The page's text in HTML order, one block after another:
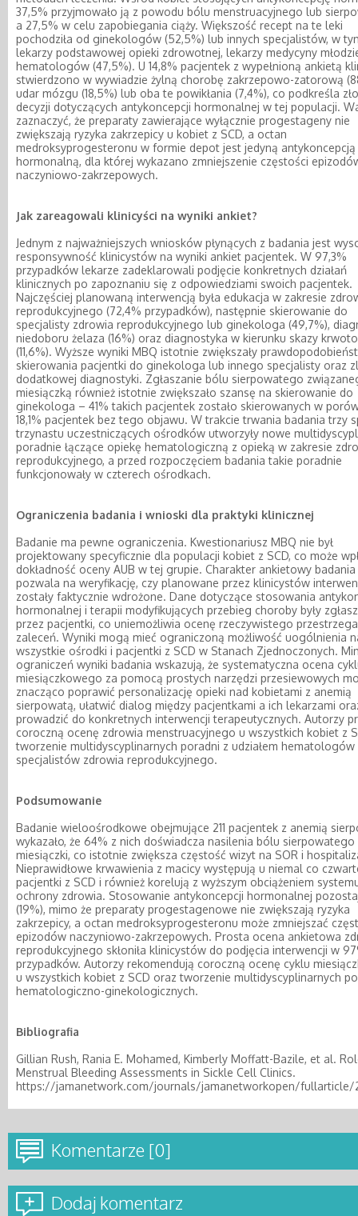
37,5% przyjmowało ją z powodu bólu menstruacyjnego lub
a 27,5% w celu zapobiegania ciąży. Większość recept na te leki
pochodziła od ginekologów (52,5%) lub innych specjalistów, w
lekarzy podstawowej opieki zdrowotnej, lekarzy medycyny
hematologów (47,5%). U 14,8% pacjentek z wypełnioną ankietą
stwierdzono w wywiadzie żylną chorobę zakrzepowo-zatorową
udar mózgu (18,5%) lub oba te powikłania (7,4%), co podkreśla
decyzji dotyczących antykoncepcji hormonalnej w tej populacji.
zaznaczyć, że preparaty zawierające wyłącznie progestageny nie
zwiększają ryzyka zakrzepicy u kobiet z SCD, a octan
medroksyprogesteronu w formie depot jest jedyną antykoncepcją
hormonalną, dla której wykazano zmniejszenie częstości
naczyniowo-zakrzepowych.
Jak zareagowali klinicyści na wyniki ankiet?
Jednym z najważniejszych wniosków płynących z badania jest
responsywność klinicystów na wyniki ankiet pacjentek. W 97,3%
przypadków lekarze zadeklarowali podjęcie konkretnych działań
klinicznych po zapoznaniu się z odpowiedziami swoich pacjentek.
Najczęściej planowaną interwencją była edukacja w zakresie
reprodukcyjnego (72,4% przypadków), następnie skierowanie do
specjalisty zdrowia reprodukcyjnego lub ginekologa (49,7%),
niedoboru żelaza (16%) oraz diagnostyka w kierunku skazy
(11,6%). Wyższe wyniki MBQ istotnie zwiększały
skierowania pacjentki do ginekologa lub innego specjalisty oraz
dodatkowej diagnostyki. Zgłaszanie bólu sierpowatego
miesiączką również istotnie zwiększało szansę na skierowanie do
ginekologa – 41% takich pacjentek zostało skierowanych w
18,1% pacjentek bez tego objawu. W trakcie trwania badania trzy
trzynastu uczestniczących ośrodków utworzyły nowe
poradnie łączące opiekę hematologiczną z opieką w zakresie
reprodukcyjnego, a przed rozpoczęciem badania takie poradnie
funkcjonowały w czterech ośrodkach.
Ograniczenia badania i wnioski dla praktyki klinicznej
Badanie ma pewne ograniczenia. Kwestionariusz MBQ nie był
projektowany specyficznie dla populacji kobiet z SCD, co może
dokładność oceny AUB w tej grupie. Charakter ankietowy badania
pozwala na weryfikację, czy planowane przez klinicystów
zostały faktycznie wdrożone. Dane dotyczące stosowania
hormonalnej i terapii modyfikujących przebieg choroby były
przez pacjentki, co uniemożliwia ocenę rzeczywistego
zaleceń. Wyniki mogą mieć ograniczoną możliwość uogólnienia
wszystkie ośrodki i pacjentki z SCD w Stanach Zjednoczonych.
ograniczeń wyniki badania wskazują, że systematyczna ocena
miesiączkowego za pomocą prostych narzędzi przesiewowych
znacząco poprawić personalizację opieki nad kobietami z anemią
sierpowatą, ułatwić dialog między pacjentkami a ich lekarzami
prowadzić do konkretnych interwencji terapeutycznych. Autorzy
coroczną ocenę zdrowia menstruacyjnego u wszystkich kobiet z
tworzenie multidyscyplinarnych poradni z udziałem hematologów
specjalistów zdrowia reprodukcyjnego.
Podsumowanie
Badanie wieloośrodkowe obejmujące 211 pacjentek z anemią
wykazało, że 64% z nich doświadcza nasilenia bólu
miesiączki, co istotnie zwiększa częstość wizyt na SOR i
Nieprawidłowe krwawienia z macicy występują u niemal co
pacjentki z SCD i również korelują z wyższym obciążeniem
ochrony zdrowia. Stosowanie antykoncepcji hormonalnej
(19%), mimo że preparaty progestagenowe nie zwiększają ryzyka
zakrzepicy, a octan medroksyprogesteronu może zmniejszać
epizodów naczyniowo-zakrzepowych. Prosta ocena ankietowa
reprodukcyjnego skłoniła klinicystów do podjęcia interwencji w
przypadków. Autorzy rekomendują coroczną ocenę cyklu
u wszystkich kobiet z SCD oraz tworzenie multidyscyplinarnych
hematologiczno-ginekologicznych.
Bibliografia
Gillian Rush, Rania E. Mohamed, Kimberly Moffatt-Bazile, et al.
Menstrual Bleeding Assessments in Sickle Cell Clinics.
https://jamanetwork.com/journals/jamanetworkopen/fullarticle/
Komentarze [0]
Dodaj komentarz